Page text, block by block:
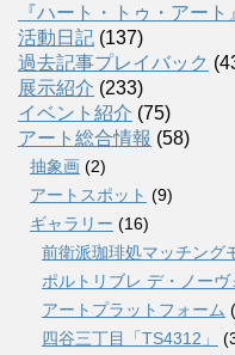
『ハート・トゥ・アート
活動日記 (137)
過去記事プレイバック
展示紹介 (233)
イベント紹介 (75)
アート総合情報 (58)
抽象画 (2)
アートスポット (9)
ギャラリー (16)
前衛派珈琲処マッチング
ポルトリブレ デ・ノーヴ
アートプラットフォーム
四谷三丁目「TS4312」